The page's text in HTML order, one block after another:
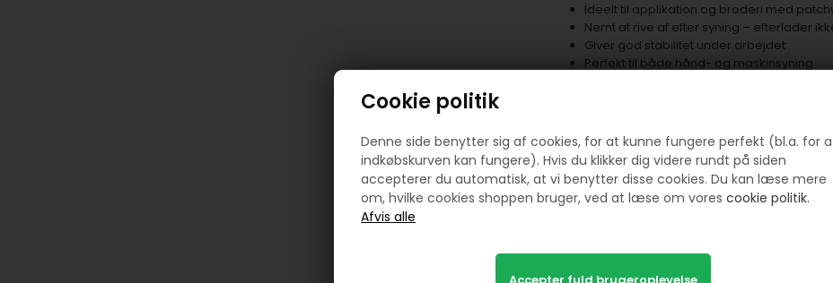
Cookie politik
Denne side benytter sig af cookies, for at kunne fungere perfekt (bl.a. for
indkøbskurven kan fungere). Hvis du klikker dig videre rundt på siden
accepterer du automatisk, at vi benytter disse cookies. Du kan læse mere
om, hvilke cookies shoppen bruger, ved at læse om vores cookie politik.
Ideelt til applikation og broderi med
Nemt at rive af efter syning – efterlader
Giver god stabilitet under arbejdet
Perfekt til både hånd- og maskinsyning
Et must-have i enhver syentusiasts
sammenhængende stykke, så du slipper for
OBS:
I enkelte tilfælde kan det være nødvendigt at
pakker altid med største omhu for at beskytte
Med dette rivevlies får du et pålideligt og
som giver professionelle resultater – og som
både lettere og flottere!